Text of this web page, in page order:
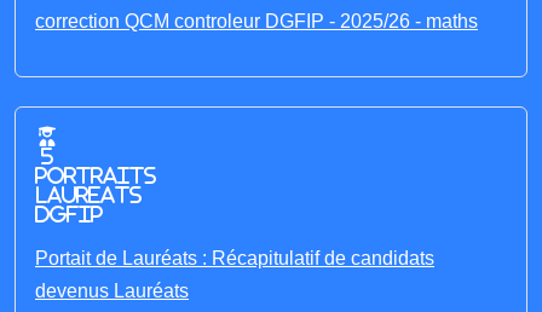
correction QCM controleur DGFIP - 2025/26 - maths
5
portraits
laureats
DGFIP
Portait de Lauréats : Récapitulatif de candidats
devenus Lauréats